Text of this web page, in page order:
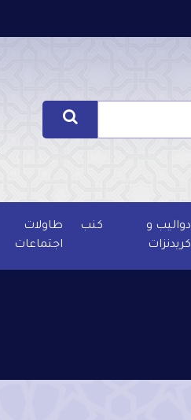
دواليب و
كريدنزات
كنب
طاولات
اجتماعات